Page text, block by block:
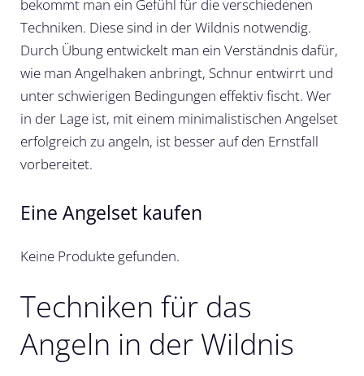
bekommt man ein Gefühl für die verschiedenen
Techniken. Diese sind in der Wildnis notwendig.
Durch Übung entwickelt man ein Verständnis dafür,
wie man Angelhaken anbringt, Schnur entwirrt und
unter schwierigen Bedingungen effektiv fischt. Wer
in der Lage ist, mit einem minimalistischen Angelset
erfolgreich zu angeln, ist besser auf den Ernstfall
vorbereitet.
Eine Angelset kaufen
Keine Produkte gefunden.
Techniken für das
Angeln in der Wildnis